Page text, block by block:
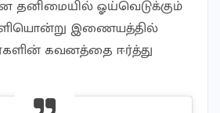
தனிமையில் ஓய்வெடுக்கும்
இணையத்தில்
கவனத்தை ஈர்த்து